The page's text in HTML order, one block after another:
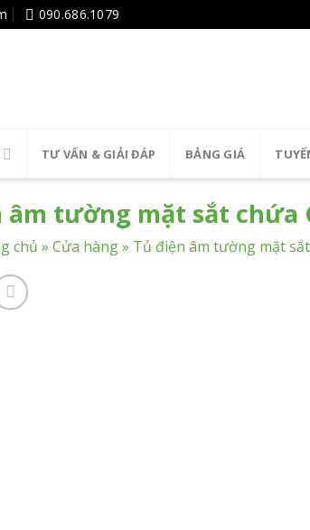
090.686.1079
TƯ VẤN & GIẢI ĐÁP BẢNG GIÁ
tường mặt sắt chứa
chủ » Cửa hàng» Tủ điện âm tường mặt sắt